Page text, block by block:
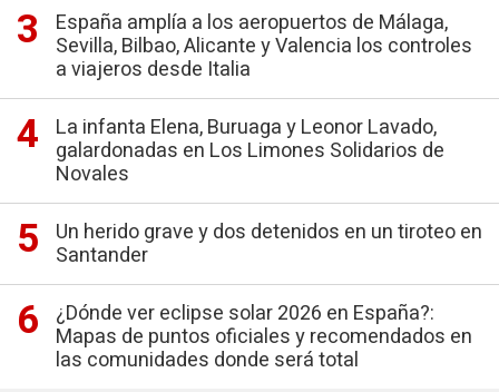
España amplía a los aeropuertos de Málaga,
Sevilla, Bilbao, Alicante y Valencia los controles
a viajeros desde Italia
La infanta Elena, Buruaga y Leonor Lavado,
galardonadas en Los Limones Solidarios de
Novales
Un herido grave y dos detenidos en un tiroteo en
Santander
¿Dónde ver eclipse solar 2026 en España?:
Mapas de puntos oficiales y recomendados en
las comunidades donde será total